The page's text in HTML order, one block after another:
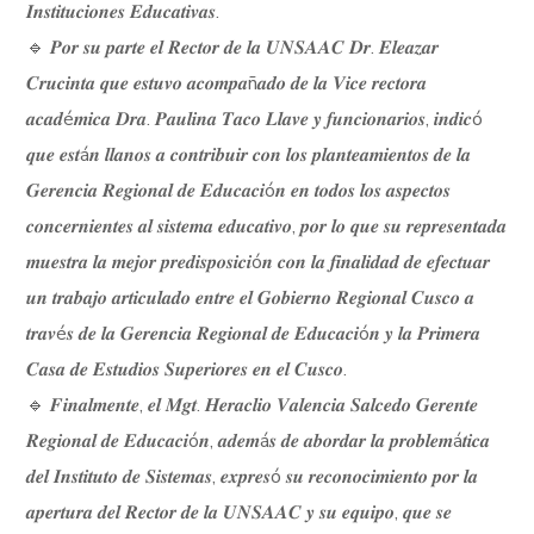
𝑰𝒏𝒔𝒕𝒊𝒕𝒖𝒄𝒊𝒐𝒏𝒆𝒔 𝑬𝒅𝒖𝒄𝒂𝒕𝒊𝒗𝒂𝒔.
🔹 𝑷𝒐𝒓 𝒔𝒖 𝒑𝒂𝒓𝒕𝒆 𝒆𝒍 𝑹𝒆𝒄𝒕𝒐𝒓 𝒅𝒆 𝒍𝒂 𝑼𝑵𝑺𝑨𝑨𝑪 𝑫𝒓. 𝑬𝒍𝒆𝒂𝒛𝒂𝒓
𝑪𝒓𝒖𝒄𝒊𝒏𝒕𝒂 𝒒𝒖𝒆 𝒆𝒔𝒕𝒖𝒗𝒐 𝒂𝒄𝒐𝒎𝒑𝒂ñ𝒂𝒅𝒐 𝒅𝒆 𝒍𝒂 𝑽𝒊𝒄𝒆 𝒓𝒆𝒄𝒕𝒐𝒓𝒂
𝒂𝒄𝒂𝒅é𝒎𝒊𝒄𝒂 𝑫𝒓𝒂. 𝑷𝒂𝒖𝒍𝒊𝒏𝒂 𝑻𝒂𝒄𝒐 𝑳𝒍𝒂𝒗𝒆 𝒚 𝒇𝒖𝒏𝒄𝒊𝒐𝒏𝒂𝒓𝒊𝒐𝒔, 𝒊𝒏𝒅𝒊𝒄ó
𝒒𝒖𝒆 𝒆𝒔𝒕á𝒏 𝒍𝒍𝒂𝒏𝒐𝒔 𝒂 𝒄𝒐𝒏𝒕𝒓𝒊𝒃𝒖𝒊𝒓 𝒄𝒐𝒏 𝒍𝒐𝒔 𝒑𝒍𝒂𝒏𝒕𝒆𝒂𝒎𝒊𝒆𝒏𝒕𝒐𝒔 𝒅𝒆 𝒍𝒂
𝑮𝒆𝒓𝒆𝒏𝒄𝒊𝒂 𝑹𝒆𝒈𝒊𝒐𝒏𝒂𝒍 𝒅𝒆 𝑬𝒅𝒖𝒄𝒂𝒄𝒊ó𝒏 𝒆𝒏 𝒕𝒐𝒅𝒐𝒔 𝒍𝒐𝒔 𝒂𝒔𝒑𝒆𝒄𝒕𝒐𝒔
𝒄𝒐𝒏𝒄𝒆𝒓𝒏𝒊𝒆𝒏𝒕𝒆𝒔 𝒂𝒍 𝒔𝒊𝒔𝒕𝒆𝒎𝒂 𝒆𝒅𝒖𝒄𝒂𝒕𝒊𝒗𝒐, 𝒑𝒐𝒓 𝒍𝒐 𝒒𝒖𝒆 𝒔𝒖 𝒓𝒆𝒑𝒓𝒆𝒔𝒆𝒏𝒕𝒂𝒅𝒂
𝒎𝒖𝒆𝒔𝒕𝒓𝒂 𝒍𝒂 𝒎𝒆𝒋𝒐𝒓 𝒑𝒓𝒆𝒅𝒊𝒔𝒑𝒐𝒔𝒊𝒄𝒊ó𝒏 𝒄𝒐𝒏 𝒍𝒂 𝒇𝒊𝒏𝒂𝒍𝒊𝒅𝒂𝒅 𝒅𝒆 𝒆𝒇𝒆𝒄𝒕𝒖𝒂𝒓
𝒖𝒏 𝒕𝒓𝒂𝒃𝒂𝒋𝒐 𝒂𝒓𝒕𝒊𝒄𝒖𝒍𝒂𝒅𝒐 𝒆𝒏𝒕𝒓𝒆 𝒆𝒍 𝑮𝒐𝒃𝒊𝒆𝒓𝒏𝒐 𝑹𝒆𝒈𝒊𝒐𝒏𝒂𝒍 𝑪𝒖𝒔𝒄𝒐 𝒂
𝒕𝒓𝒂𝒗é𝒔 𝒅𝒆 𝒍𝒂 𝑮𝒆𝒓𝒆𝒏𝒄𝒊𝒂 𝑹𝒆𝒈𝒊𝒐𝒏𝒂𝒍 𝒅𝒆 𝑬𝒅𝒖𝒄𝒂𝒄𝒊ó𝒏 𝒚 𝒍𝒂 𝑷𝒓𝒊𝒎𝒆𝒓𝒂
𝑪𝒂𝒔𝒂 𝒅𝒆 𝑬𝒔𝒕𝒖𝒅𝒊𝒐𝒔 𝑺𝒖𝒑𝒆𝒓𝒊𝒐𝒓𝒆𝒔 𝒆𝒏 𝒆𝒍 𝑪𝒖𝒔𝒄𝒐.
🔹 𝑭𝒊𝒏𝒂𝒍𝒎𝒆𝒏𝒕𝒆, 𝒆𝒍 𝑴𝒈𝒕. 𝑯𝒆𝒓𝒂𝒄𝒍𝒊𝒐 𝑽𝒂𝒍𝒆𝒏𝒄𝒊𝒂 𝑺𝒂𝒍𝒄𝒆𝒅𝒐 𝑮𝒆𝒓𝒆𝒏𝒕𝒆
𝑹𝒆𝒈𝒊𝒐𝒏𝒂𝒍 𝒅𝒆 𝑬𝒅𝒖𝒄𝒂𝒄𝒊ó𝒏, 𝒂𝒅𝒆𝒎á𝒔 𝒅𝒆 𝒂𝒃𝒐𝒓𝒅𝒂𝒓 𝒍𝒂 𝒑𝒓𝒐𝒃𝒍𝒆𝒎á𝒕𝒊𝒄𝒂
𝒅𝒆𝒍 𝑰𝒏𝒔𝒕𝒊𝒕𝒖𝒕𝒐 𝒅𝒆 𝑺𝒊𝒔𝒕𝒆𝒎𝒂𝒔, 𝒆𝒙𝒑𝒓𝒆𝒔ó 𝒔𝒖 𝒓𝒆𝒄𝒐𝒏𝒐𝒄𝒊𝒎𝒊𝒆𝒏𝒕𝒐 𝒑𝒐𝒓 𝒍𝒂
𝒂𝒑𝒆𝒓𝒕𝒖𝒓𝒂 𝒅𝒆𝒍 𝑹𝒆𝒄𝒕𝒐𝒓 𝒅𝒆 𝒍𝒂 𝑼𝑵𝑺𝑨𝑨𝑪 𝒚 𝒔𝒖 𝒆𝒒𝒖𝒊𝒑𝒐, 𝒒𝒖𝒆 𝒔𝒆